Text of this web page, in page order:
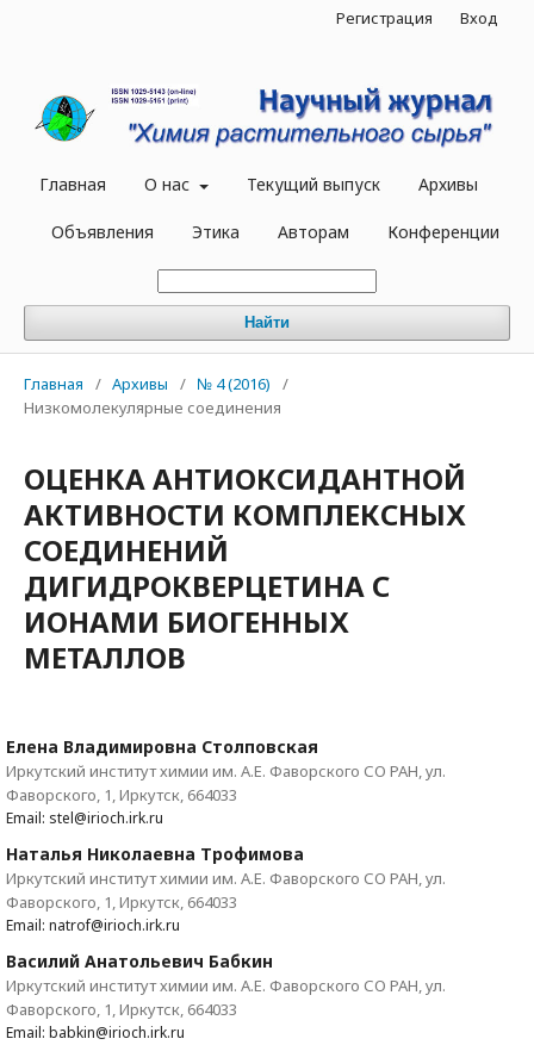
Главная О нас Текущий выпуск Архивы
Объявления Этика Авторам Конференции
Найти
Регистрация Вход
Главная / Архивы / № 4 (2016)
/
Низкомолекулярные соединения
ОЦЕНКА АНТИОКСИДАНТНОЙ
АКТИВНОСТИ КОМПЛЕКСНЫХ
СОЕДИНЕНИЙ
ДИГИДРОКВЕРЦЕТИНА С
ИОНАМИ БИОГЕННЫХ
МЕТАЛЛОВ
Елена Владимировна Столповская
Иркутский институт химии им. А.Е. Фаворского СО РАН, ул.
Фаворского, 1, Иркутск, 664033
Email: stel@irioch.irk.ru
Наталья Николаевна Трофимова
Иркутский институт химии им. А.Е. Фаворского СО РАН, ул.
Фаворского, 1, Иркутск, 664033
Email: natrof@irioch.irk.ru
Василий Анатольевич Бабкин
Иркутский институт химии им. А.Е. Фаворского СО РАН, ул.
Фаворского, 1, Иркутск, 664033
Email: babkin@irioch.irk.ru